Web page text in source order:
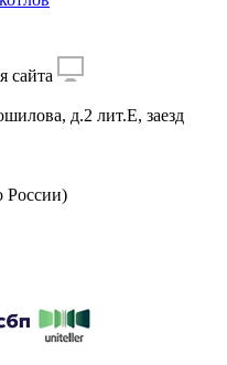
сайта
д.2 лит.Е, заезд
России)